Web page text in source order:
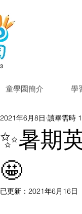
童學園簡介 學
✨暑期
🤩
2021年6月8日 讀畢需時
已更新： 2021年6月16日